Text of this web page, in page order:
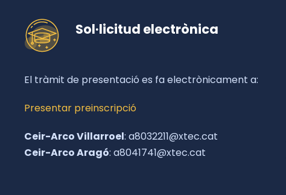
Sol·licitud electrònica
El tràmit de presentació es fa electrònicament a:
Presentar preinscripció
Ceir-Arco Villarroel: a8032211@xtec.cat
Ceir-Arco Aragó: a8041741@xtec.cat